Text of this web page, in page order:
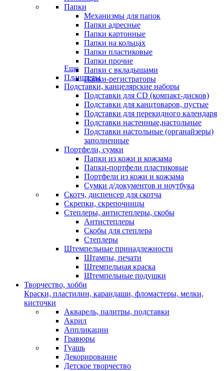
Папки
Механизмы для папок
Папки адресные
Папки картонные
Папки на кольцах
Папки пластиковые
Папки прочие
Папки с вкладышами
Папки-регистраторы
Еще
Планшеты
Подставки, канцелярские наборы
Подставки для CD (компакт-дисков)
Подставки для канцтоваров, пустые
Подставки для перекидного календаря
Подставки настенные,настольные
Подставки настольные (органайзеры)
заполненные
Портфели, сумки
Папки из кожи и кожзама
Папки-портфели пластиковые
Портфели из кожи и кожзама
Сумки д/документов и ноутбука
Скотч, диспенсер для скотча
Скрепки, скрепочницы
Степлеры, антистеплеры, скобы
Антистеплеры
Скобы для степлера
Степлеры
Штемпельные принадлежности
Штампы, печати
Штемпельная краска
Штемпельные подушки
Творчество, хобби
Краски, пластилин, карандаши, фломастеры, мелки,
кисточки
Акварель, палитры, подставки
Акрил
Аппликации
Гравюры
Гуашь
Декорирование
Детское творчество